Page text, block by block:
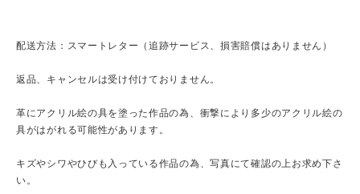
配送方法：スマートレター（追跡サービス、損害賠償はありません）
返品、キャンセルは受け付けておりません。
革にアクリル絵の具を塗った作品の為、衝撃により多少のアクリル絵の
具がはがれる可能性があります。
キズやシワやひびも入っている作品の為、写真にて確認の上お求め下さ
い。